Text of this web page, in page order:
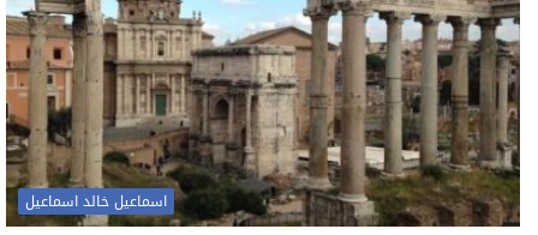
اسماعيل خالد اسماعيل